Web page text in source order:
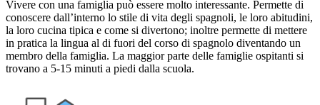
Vivere con una famiglia può essere molto interessante. Permette di
conoscere dall’interno lo stile di vita degli spagnoli, le loro abitudini,
la loro cucina tipica e come si divertono; inoltre permette di mettere
in pratica la lingua al di fuori del corso di spagnolo diventando un
membro della famiglia. La maggior parte delle famiglie ospitanti si
trovano a 5-15 minuti a piedi dalla scuola.